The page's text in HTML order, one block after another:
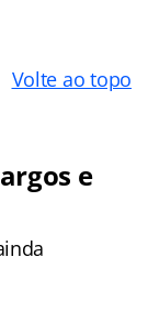
Volte ao topo
e